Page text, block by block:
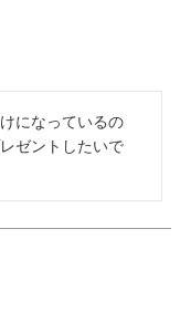
になっているの
ゼントしたいで